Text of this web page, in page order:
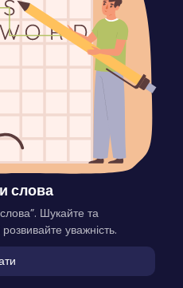
слова
Шукайте та
уважність.